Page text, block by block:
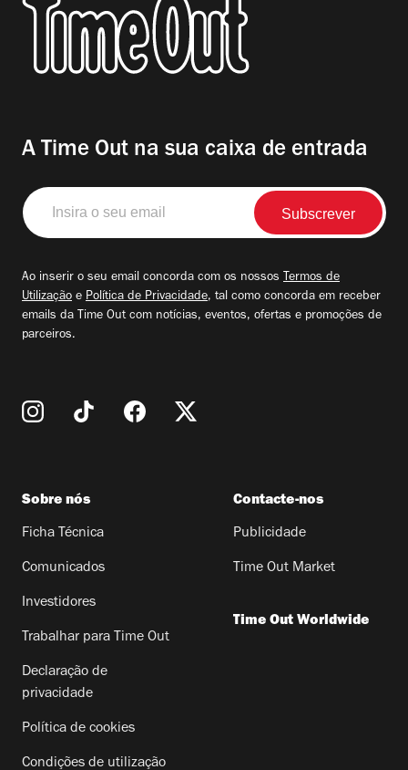
A Time Out na sua caixa de entrada
Insira
o
seu
Ao inserir o seu email concorda com os nossos Termos de
Utilização e Política de Privacidade, tal como concorda em receber
emails da Time Out com notícias, eventos, ofertas e promoções de
parceiros.
Sobre nós
Ficha Técnica
Comunicados
Investidores
Trabalhar para Time Out
Declaração de
privacidade
Política de cookies
Condições de utilização
Contacte-nos
Publicidade
Time Out Market
Time Out Worldwide